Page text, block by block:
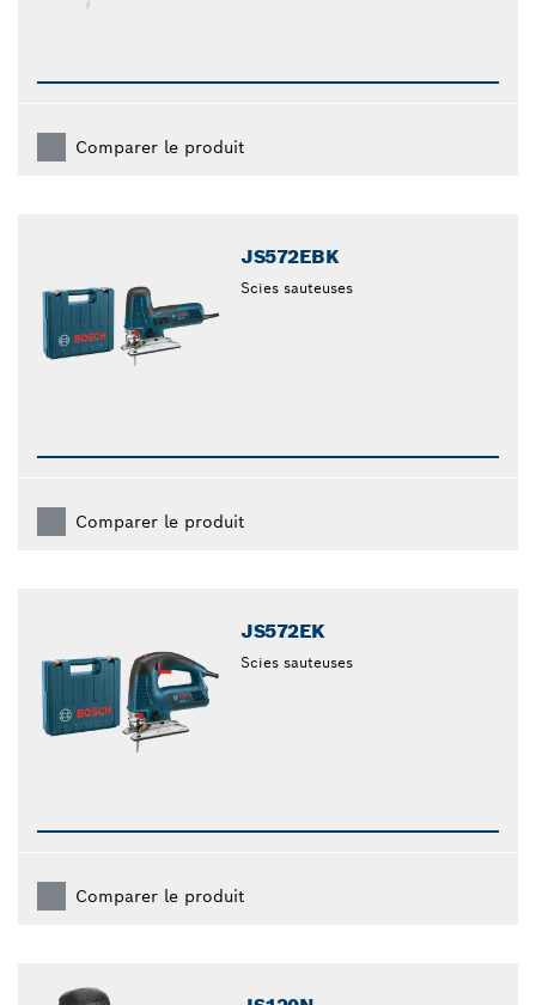
Comparer le produit
JS572EBK
Scies sauteuses
Comparer le produit
JS572EK
Scies sauteuses
Comparer le produit